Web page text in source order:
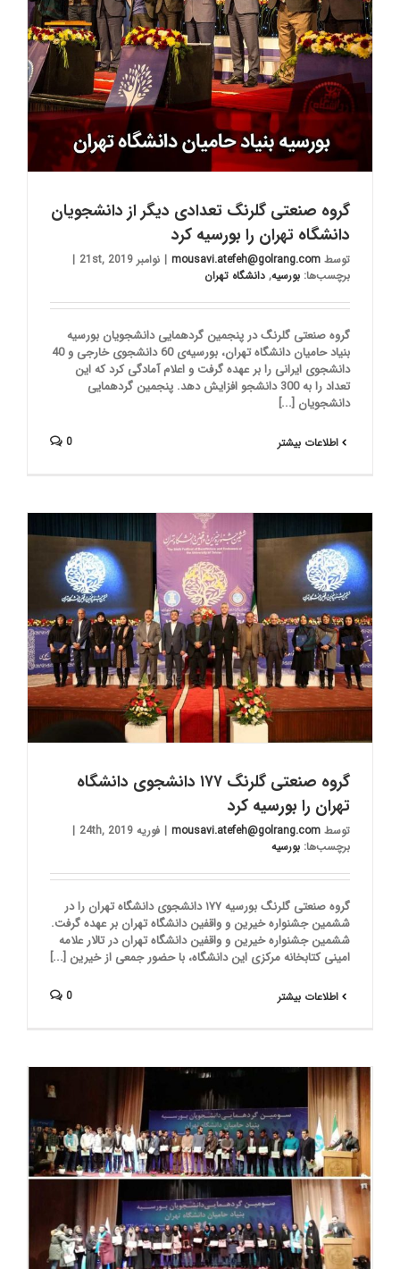
گروه صنعتی گلرنگ تعدادی دیگر از دانشجویان
دانشگاه تهران را بورسیه کرد
توسط mousavi.atefeh@golrang.com
| نوامبر 21st, 2019
|
برچسب‌ها: بورسیه, دانشگاه تهران
گروه صنعتی گلرنگ در پنجمین گردهمایی دانشجویان بورسیه
بنیاد حامیان دانشگاه تهران، بورسیه‌ی 60 دانشجوی خارجی و 40
دانشجوی ایرانی را بر عهده گرفت و اعلام آمادگی کرد که این
تعداد را به 300 دانشجو افزایش دهد. پنجمین گردهمایی
دانشجویان [...]
اطلاعات بیشتر 0
گروه‌ صنعتی گلرنگ ۱۷۷ دانشجوی دانشگاه
تهران را بورسیه کرد
توسط mousavi.atefeh@golrang.com
| فوریه 24th, 2019
|
برچسب‌ها: بورسیه
گروه صنعتی گلرنگ بورسیه ۱۷۷ دانشجوی دانشگاه تهران را در
ششمین جشنواره خیرین و واقفین دانشگاه تهران بر عهده گرفت.
ششمین جشنواره خیرین و واقفین دانشگاه تهران در تالار علامه
امینی کتابخانه مرکزی این دانشگاه، با حضور جمعی از خیرین [...]
اطلاعات بیشتر 0